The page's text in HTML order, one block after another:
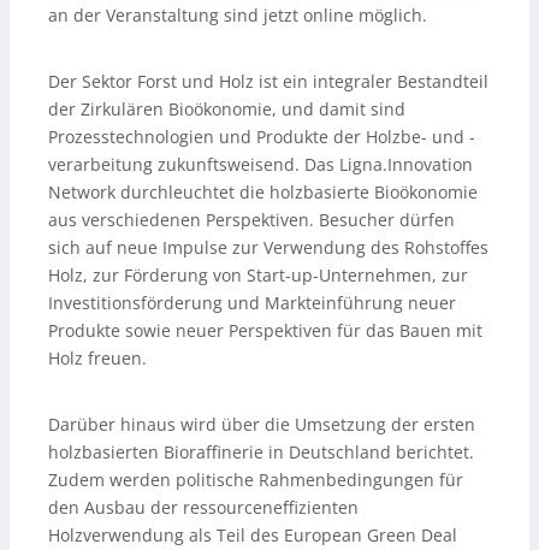
an der Veranstaltung sind jetzt online möglich.
Der Sektor Forst und Holz ist ein integraler Bestandteil
der Zirkulären Bioökonomie, und damit sind
Prozesstechnologien und Produkte der Holzbe- und -
verarbeitung zukunftsweisend. Das Ligna.Innovation
Network durchleuchtet die holzbasierte Bioökonomie
aus verschiedenen Perspektiven. Besucher dürfen
sich auf neue Impulse zur Verwendung des Rohstoffes
Holz, zur Förderung von Start-up-Unternehmen, zur
Investitionsförderung und Markteinführung neuer
Produkte sowie neuer Perspektiven für das Bauen mit
Holz freuen.
Darüber hinaus wird über die Umsetzung der ersten
holzbasierten Bioraffinerie in Deutschland berichtet.
Zudem werden politische Rahmenbedingungen für
den Ausbau der ressourceneffizienten
Holzverwendung als Teil des European Green Deal